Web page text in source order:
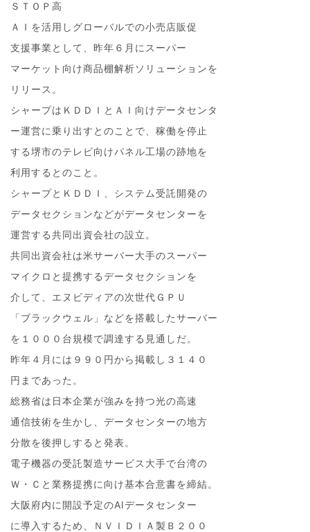
ＳＴＯＰ高
ＡＩを活用しグローバルでの小売店販促
支援事業として、昨年６月にスーパー
マーケット向け商品棚解析ソリューションを
リリース。
シャープはＫＤＤＩとＡＩ向けデータセンタ
ー運営に乗り出すとのことで、稼働を停止
する堺市のテレビ向けパネル工場の跡地を
利用するとのこと。
シャープとＫＤＤＩ、システム受託開発の
データセクションなどがデータセンターを
運営する共同出資会社の設立。
共同出資会社は米サーバー大手のスーパー
マイクロと提携するデータセクションを
介して、エヌビディアの次世代ＧＰＵ
「ブラックウェル」などを搭載したサーバー
を１０００台規模で調達する見通しだ。
昨年４月には９９０円から掲載し３１４０
円まであった。
総務省は日本企業が強みを持つ光の高速
通信技術を生かし、データセンターの地方
分散を後押しすると発表。
電子機器の受託製造サービス大手で台湾の
Ｗ・Ｃと業務提携に向け基本合意書を締結。
大阪府内に開設予定のAIデータセンター
に導入するため、ＮＶＩＤＩＡ製Ｂ２００